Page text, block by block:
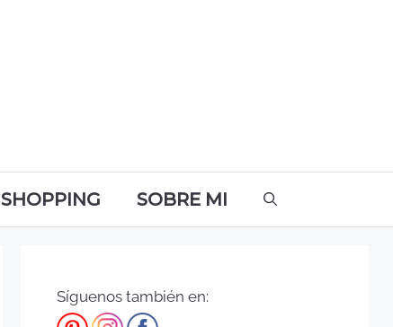
SHOPPING SOBRE MI
Síguenos también en: